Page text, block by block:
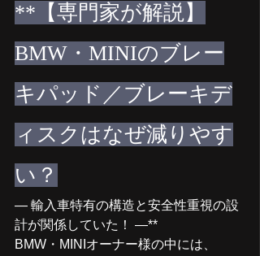
**【専門家が解説】
BMW・MINIのブレー
キパッド／ブレーキデ
ィスクはなぜ減りやす
い？
— 輸入車特有の構造と安全性重視の設
計が関係していた！ —**
BMW・MINIオーナー様の中には、